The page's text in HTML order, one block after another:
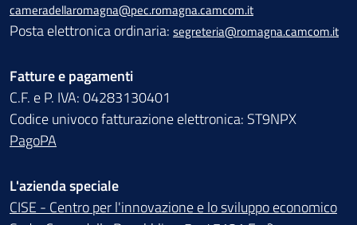
cameradellaromagna@pec.romagna.camcom.it
Posta elettronica ordinaria: segreteria@romagna.camcom.it
Fatture e pagamenti
C.F. e P. IVA: 04283130401
Codice univoco fatturazione elettronica: ST9NPX
PagoPA
L'azienda speciale
CISE - Centro per l'innovazione e lo sviluppo economico